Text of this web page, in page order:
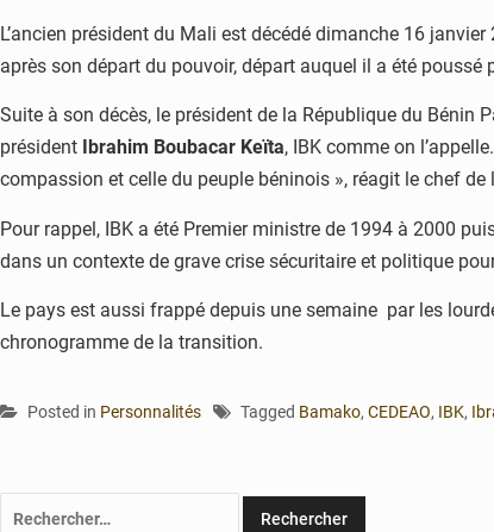
L’ancien président du Mali est décédé dimanche 16
après son départ du pouvoir, départ auquel il a été poussé
Suite à son décès, le président de la République du Bénin
président
Ibrahim Boubacar Keïta, IBK comme on
compassion et celle du peuple béninois », réagit le chef de
Pour rappel, IBK a été Premier ministre de 1994 à 2000
dans un contexte de grave crise sécuritaire et politique
Le pays est aussi frappé depuis une semaine par les
chronogramme de la transition.
Posted in Personnalités Tagged Bamako, CEDEAO, IBK,